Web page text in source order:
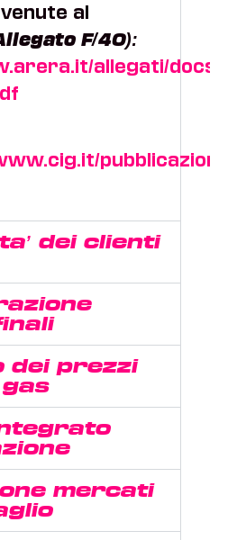
al
F/40):
allegati/docs/
pubblicazioni/
dei clienti
dei prezzi
mercati